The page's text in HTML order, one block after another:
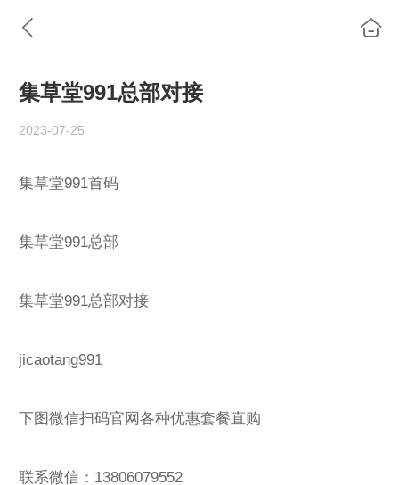
集草堂991总部对接
2023-07-25
集草堂991首码
集草堂991总部
集草堂991总部对接
jicaotang991
下图微信扫码官网各种优惠套餐直购
联系微信：13806079552